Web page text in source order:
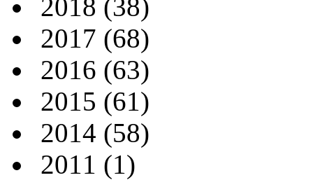
2018 (38)
2017 (68)
2016 (63)
2015 (61)
2014 (58)
2011 (1)